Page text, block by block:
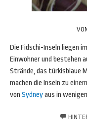
Die Fidschi-Inseln liegen
Einwohner und bestehen
Strände, das türkisblaue
machen die Inseln zu
von Sydneyaus in